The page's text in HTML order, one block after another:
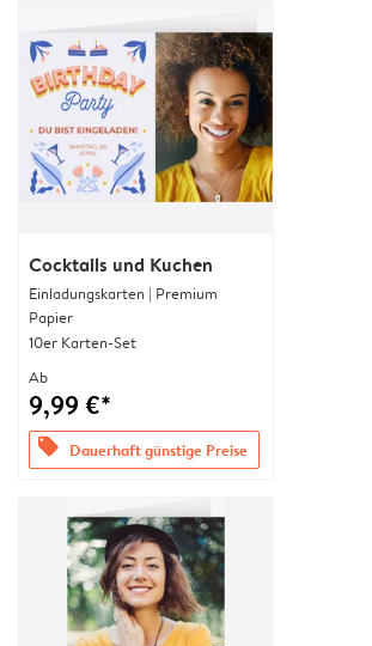
Cocktails und Kuchen
Einladungskarten | Premium
Papier
10er Karten-Set
Ab
9,99 €*
offers Dauerhaft günstige Preise